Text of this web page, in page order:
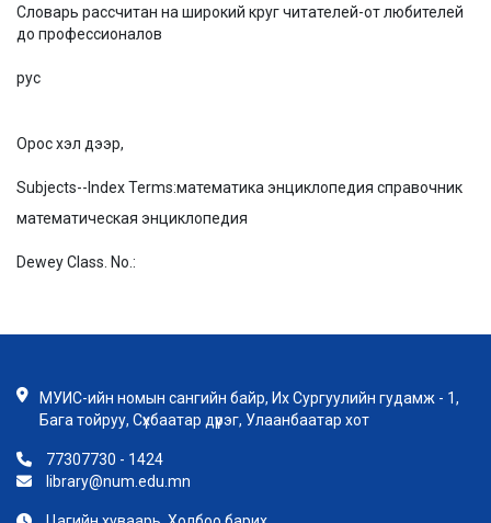
Словарь рассчитан на широкий круг читателей-от любителей
до профессионалов
рус
Орос хэл дээр,
Subjects--Index Terms:математика энциклопедия справочник
математическая энциклопедия
Dewey Class. No.:
МУИС-ийн номын сангийн байр, Их Сургуулийн гудамж - 1,
Бага тойруу, Сүхбаатар дүүрэг, Улаанбаатар хот
77307730 - 1424
library@num.edu.mn